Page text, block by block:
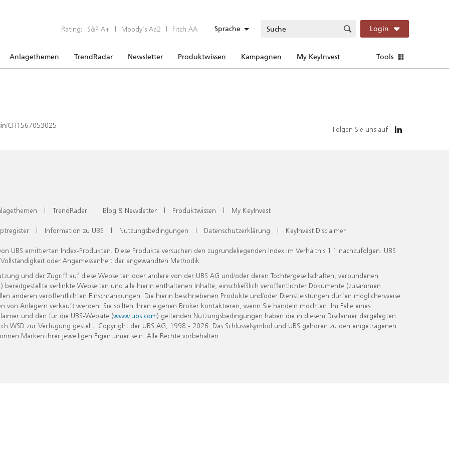
Rating: S&P A+ | Moody’s Aa2 | Fitch AA Sprache Login
Anlagethemen TrendRadar Newsletter Produktwissen Kampagnen My KeyInvest Tools
CH1567053025 Folgen Sie uns auf
| TrendRadar | Blog & Newsletter | Produktwissen | My KeyInvest
| Information zu UBS | Nutzungsbedingungen | Datenschutzerklärung | KeyInvest Disclaimer
UBS emittierten Index-Produkten. Diese Produkte versuchen den zugrundeliegenden Index im Verhältnis 1:1 nachzufolgen. UBS
oder Angemessenheit der angewandten Methodik.
und der Zugriff auf diese Webseiten oder andere von der UBS AG und/oder deren Tochtergesellschaften, verbundenen
verlinkte Webseiten und alle hierin enthaltenen Inhalte, einschließlich veröffentlichter Dokumente (zusammen
anderen veröffentlichten Einschränkungen. Die hierin beschriebenen Produkte und/oder Dienstleistungen dürfen möglicherweise
Anlegern verkauft werden. Sie sollten Ihren eigenen Broker kontaktieren, wenn Sie handeln möchten. Im Falle eines
und den für die UBS-Website (www.ubs.com) geltenden Nutzungsbedingungen haben die in diesem Disclaimer dargelegten
zur Verfügung gestellt. Copyright der UBS AG, 1998 - 2026. Das Schlüsselsymbol und UBS gehören zu den eingetragenen
Marken ihrer jeweiligen Eigentümer sein. Alle Rechte vorbehalten.